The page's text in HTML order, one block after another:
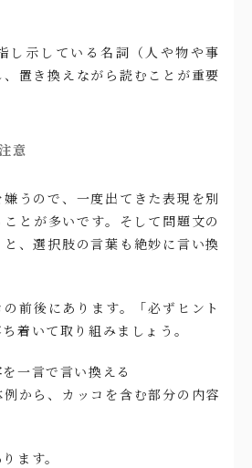
し示している名詞（人や物や事
置き換えながら読むことが重要
意
うので、一度出てきた表現を別
とが多いです。そして問題文の
、選択肢の言葉も絶妙に言い換
前後にあります。「必ずヒント
着いて取り組みましょう。
一言で言い換える
例から、カッコを含む部分の内容
ます。